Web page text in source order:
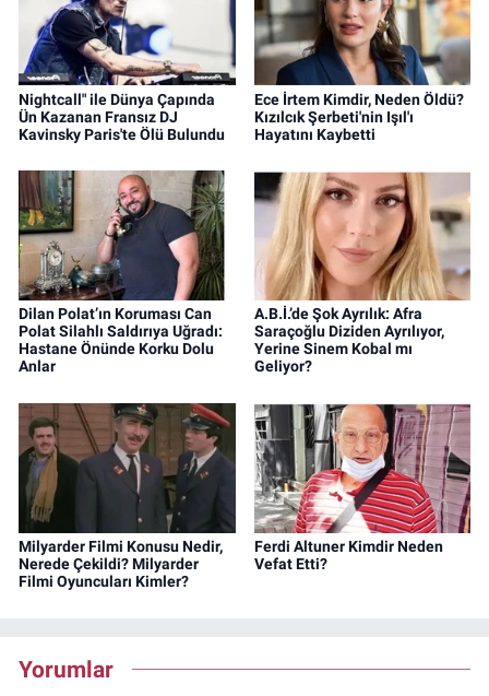
Nightcall" ile Dünya Çapında
Ün Kazanan Fransız DJ
Kavinsky Paris'te Ölü Bulundu
Ece İrtem Kimdir, Neden Öldü?
Kızılcık Şerbeti'nin Işıl'ı
Hayatını Kaybetti
Dilan Polat’ın Koruması Can
Polat Silahlı Saldırıya Uğradı:
Hastane Önünde Korku Dolu
Anlar
A.B.İ.’de Şok Ayrılık: Afra
Saraçoğlu Diziden Ayrılıyor,
Yerine Sinem Kobal mı
Geliyor?
Milyarder Filmi Konusu Nedir,
Nerede Çekildi? Milyarder
Filmi Oyuncuları Kimler?
Ferdi Altuner Kimdir Neden
Vefat Etti?
Yorumlar